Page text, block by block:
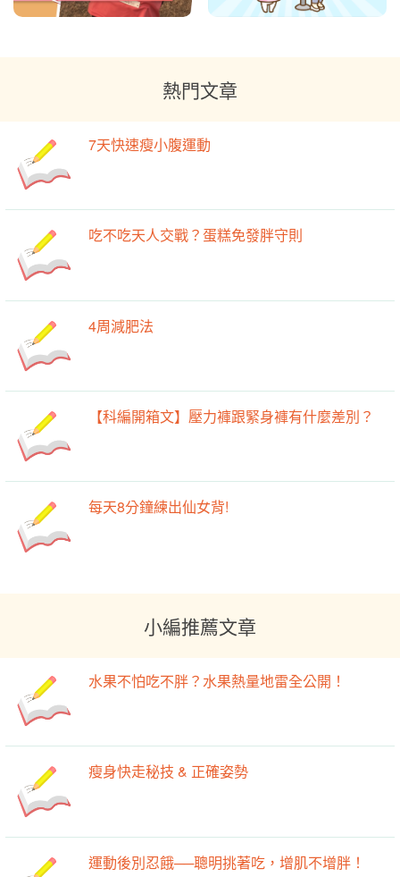
熱門文章
7天快速瘦小腹運動
吃不吃天人交戰？蛋糕免發胖守則
4周減肥法
【科編開箱文】壓力褲跟緊身褲有什麼差別？
每天8分鐘練出仙女背!
小編推薦文章
水果不怕吃不胖？水果熱量地雷全公開！
瘦身快走秘技 & 正確姿勢
運動後別忍餓──聰明挑著吃，增肌不增胖！